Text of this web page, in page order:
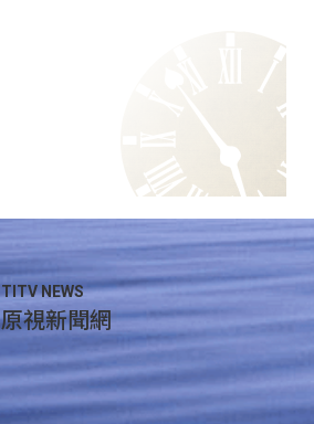
TITV NEWS
原視新聞網